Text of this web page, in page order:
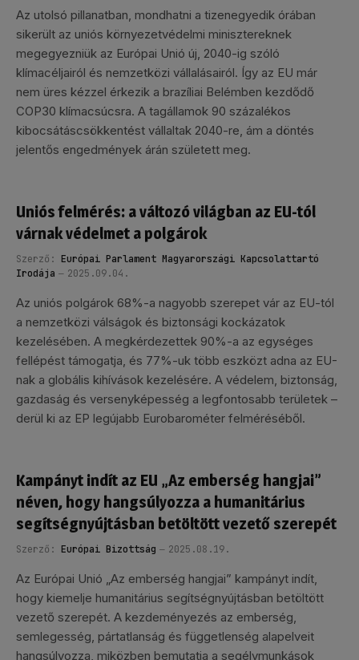
Az utolsó pillanatban, mondhatni a tizenegyedik órában
sikerült az uniós környezetvédelmi minisztereknek
megegyezniük az Európai Unió új, 2040-ig szóló
klímacéljairól és nemzetközi vállalásairól. Így az EU már
nem üres kézzel érkezik a brazíliai Belémben kezdődő
COP30 klímacsúcsra. A tagállamok 90 százalékos
kibocsátáscsökkentést vállaltak 2040-re, ám a döntés
jelentős engedmények árán született meg.
Uniós felmérés: a változó világban az EU-tól
várnak védelmet a polgárok
Szerző: Európai Parlament Magyarországi Kapcsolattartó
Irodája
2025.09.04.
Az uniós polgárok 68%-a nagyobb szerepet vár az EU-tól
a nemzetközi válságok és biztonsági kockázatok
kezelésében. A megkérdezettek 90%-a az egységes
fellépést támogatja, és 77%-uk több eszközt adna az EU-
nak a globális kihívások kezelésére. A védelem, biztonság,
gazdaság és versenyképesség a legfontosabb területek –
derül ki az EP legújabb Eurobarométer felméréséből.
Kampányt indít az EU „Az emberség hangjai”
néven, hogy hangsúlyozza a humanitárius
segítségnyújtásban betöltött vezető szerepét
Szerző: Európai Bizottság 2025.08.19.
Az Európai Unió „Az emberség hangjai” kampányt indít,
hogy kiemelje humanitárius segítségnyújtásban betöltött
vezető szerepét. A kezdeményezés az emberség,
semlegesség, pártatlanság és függetlenség alapelveit
hangsúlyozza, miközben bemutatja a segélymunkások